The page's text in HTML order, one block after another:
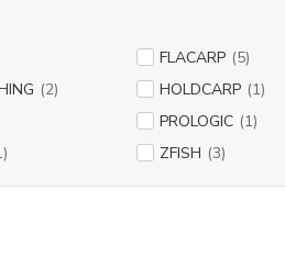
FLACARP (5)
(2) HOLDCARP (1)
PROLOGIC (1)
ZFISH (3)